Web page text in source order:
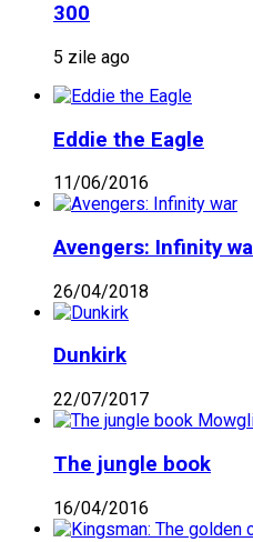
300
5 zile ago
Eddie the Eagle
11/06/2016
Avengers: Infinity
26/04/2018
Dunkirk
22/07/2017
The jungle book
16/04/2016